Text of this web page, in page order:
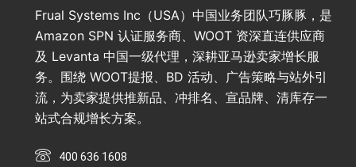
Frual Systems Inc（USA）中国业务团队巧豚豚，是
Amazon SPN 认证服务商、WOOT 资深直连供应商
及 Levanta 中国一级代理，深耕亚马逊卖家增长服
务。围绕 WOOT提报、BD 活动、广告策略与站外引
流，为卖家提供推新品、冲排名、宣品牌、清库存一
站式合规增长方案。
400 636 1608